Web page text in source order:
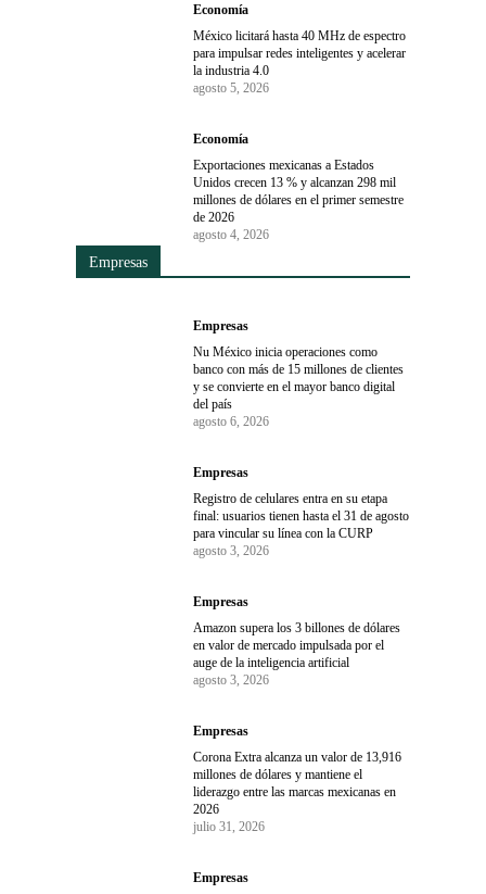
Economía
México licitará hasta 40 MHz de espectro
para impulsar redes inteligentes y acelerar
la industria 4.0
agosto 5, 2026
Economía
Exportaciones mexicanas a Estados
Unidos crecen 13 % y alcanzan 298 mil
millones de dólares en el primer semestre
de 2026
agosto 4, 2026
Empresas
Empresas
Nu México inicia operaciones como
banco con más de 15 millones de clientes
y se convierte en el mayor banco digital
del país
agosto 6, 2026
Empresas
Registro de celulares entra en su etapa
final: usuarios tienen hasta el 31 de agosto
para vincular su línea con la CURP
agosto 3, 2026
Empresas
Amazon supera los 3 billones de dólares
en valor de mercado impulsada por el
auge de la inteligencia artificial
agosto 3, 2026
Empresas
Corona Extra alcanza un valor de 13,916
millones de dólares y mantiene el
liderazgo entre las marcas mexicanas en
2026
julio 31, 2026
Empresas